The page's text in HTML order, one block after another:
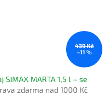
439 Kč
–11 %
MARTA 1,5 l – se
zdarma nad 1000 Kč